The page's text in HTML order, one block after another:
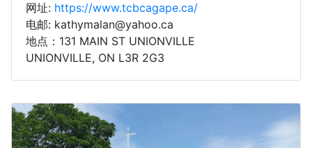
网址: https://www.tcbcagape.ca/
电邮: kathymalan@yahoo.ca
地点：131 MAIN ST UNIONVILLE
UNIONVILLE, ON L3R 2G3